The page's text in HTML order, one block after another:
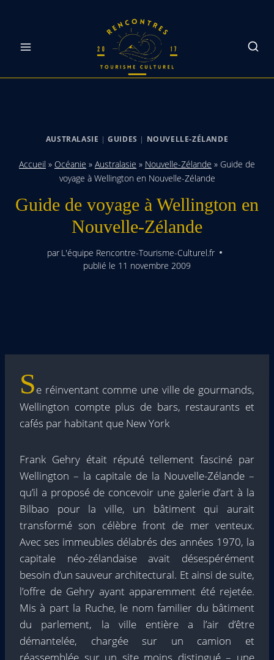
AUSTRALASIE |GUIDES | NOUVELLE-ZÉLANDE
Accueil » Océanie » Australasie » Nouvelle-Zélande » Guide de
voyage à Wellington en Nouvelle-Zélande
Guide de voyage à Wellington en
Nouvelle-Zélande
par L'équipe Rencontre-Tourisme-Culturel.fr
publié le 11 novembre 2009
Se réinventant comme une ville de gourmands,
Wellington compte plus de bars, restaurants et
cafés par habitant que New York
Frank Gehry était réputé tellement fasciné par
Wellington – la capitale de la Nouvelle-Zélande –
qu’il a proposé de concevoir une galerie d’art à la
Bilbao pour la ville, un bâtiment qui aurait
transformé son célèbre front de mer venteux.
Avec ses immeubles délabrés des années 1970, la
capitale néo-zélandaise avait désespérément
besoin d’un sauveur architectural. Et ainsi de suite,
l’offre de Gehry ayant apparemment été rejetée.
Mis à part la Ruche, le nom familier du bâtiment
du parlement, la ville entière a l’air d’être
démantelée, chargée sur un camion et